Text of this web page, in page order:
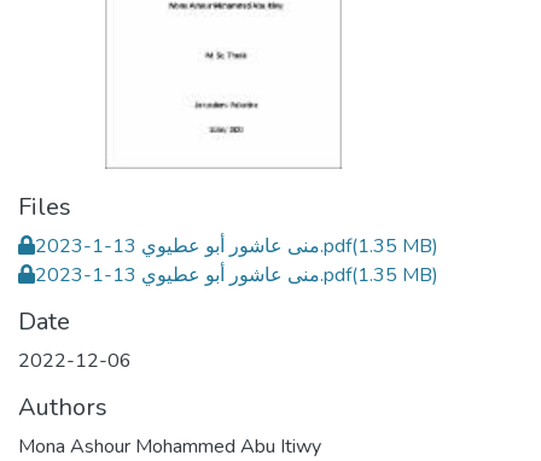
Files
منى عاشور أبو عطيوي 13-1-2023.pdf(1.35 MB)
منى عاشور أبو عطيوي 13-1-2023.pdf(1.35 MB)
Date
2022-12-06
Authors
Mona Ashour Mohammed Abu Itiwy